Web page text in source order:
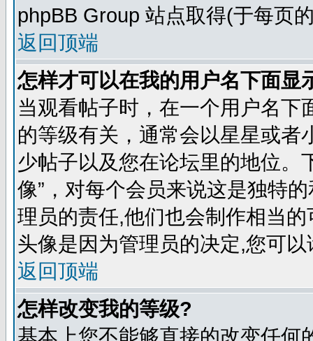
phpBB Group 站点取得(于每页
返回顶端
怎样才可以在我的用户名下面显
当观看帖子时，在一个用户名下
的等级有关，通常会以星星或者
少帖子以及您在论坛里的地位。
像”，对每个会员来说这是独特
理员的责任,他们也会制作相当
头像是因为管理员的决定,您可
返回顶端
怎样改变我的等级?
基本上您不能够直接的改变任何